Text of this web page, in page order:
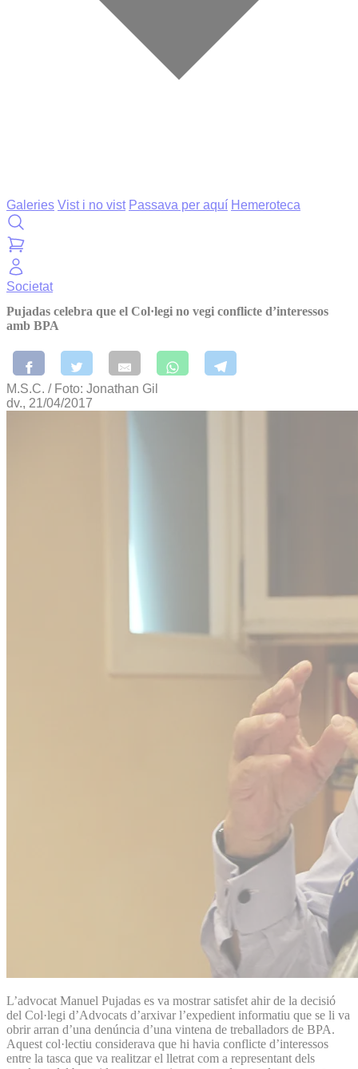
Galeries Vist i no vist Passava per aquí Hemeroteca
Societat
Pujadas celebra que el Col·legi no vegi conflicte d’interessos
amb BPA
M.S.C. / Foto: Jonathan Gil
dv., 21/04/2017
L’advocat Manuel Pujadas es va mostrar satisfet ahir de la decisió
del Col·legi d’Advocats d’arxivar l’expedient informatiu que se li va
obrir arran d’una denúncia d’una vintena de treballadors de BPA.
Aquest col·lectiu considerava que hi havia conflicte d’interessos
entre la tasca que va realitzar el lletrat com a representant dels